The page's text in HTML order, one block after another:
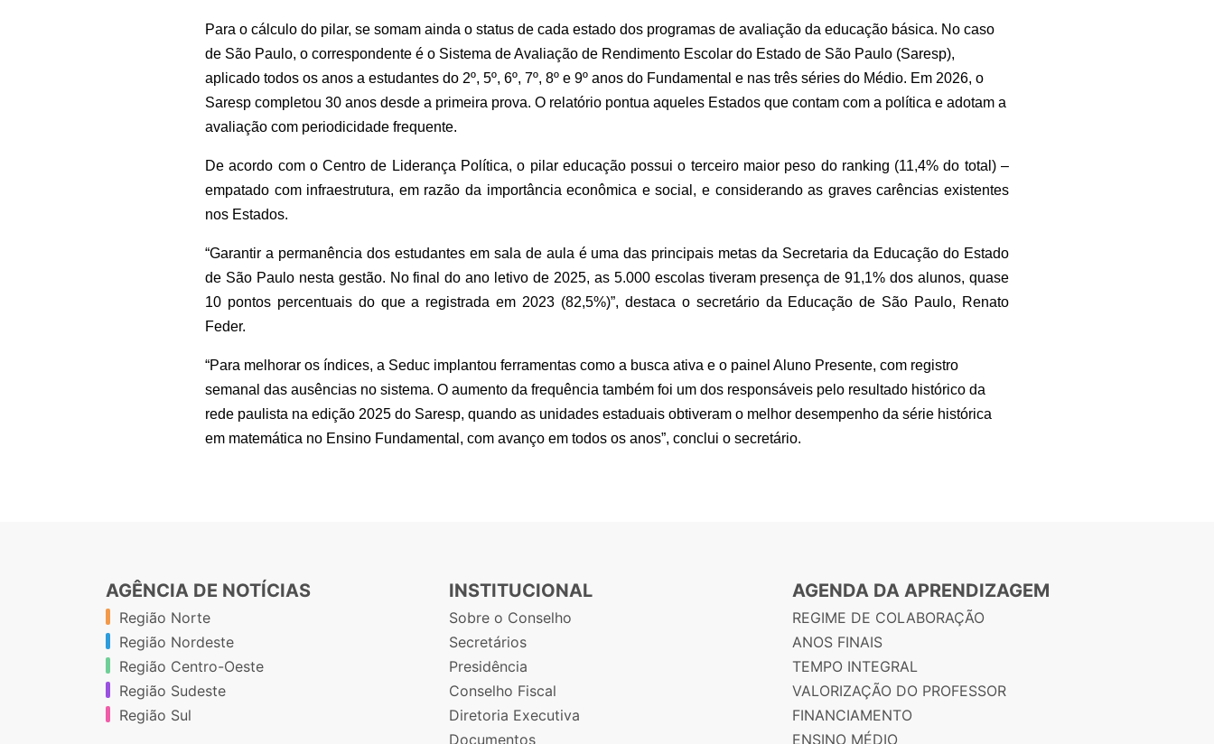
Para o cálculo do pilar, se somam ainda o status de cada estado dos programas de avaliação da educação básica. No caso
de São Paulo, o correspondente é o Sistema de Avaliação de Rendimento Escolar do Estado de São Paulo (Saresp),
aplicado todos os anos a estudantes do 2º, 5º, 6º, 7º, 8º e 9º anos do Fundamental e nas três séries do Médio. Em 2026, o
Saresp completou 30 anos desde a primeira prova. O relatório pontua aqueles Estados que contam com a política e adotam a
avaliação com periodicidade frequente.
De acordo com o Centro de Liderança Política, o pilar educação possui o terceiro maior peso do ranking (11,4% do total) –
empatado com infraestrutura, em razão da importância econômica e social, e considerando as graves carências existentes
nos Estados.
“Garantir a permanência dos estudantes em sala de aula é uma das principais metas da Secretaria da Educação do Estado
de São Paulo nesta gestão. No final do ano letivo de 2025, as 5.000 escolas tiveram presença de 91,1% dos alunos, quase
10 pontos percentuais do que a registrada em 2023 (82,5%)”, destaca o secretário da Educação de São Paulo, Renato
Feder.
“Para melhorar os índices, a Seduc implantou ferramentas como a busca ativa e o painel Aluno Presente, com registro
semanal das ausências no sistema. O aumento da frequência também foi um dos responsáveis pelo resultado histórico da
rede paulista na edição 2025 do Saresp, quando as unidades estaduais obtiveram o melhor desempenho da série histórica
em matemática no Ensino Fundamental, com avanço em todos os anos”, conclui o secretário.
AGÊNCIA DE NOTÍCIAS
Região Norte
Região Nordeste
Região Centro-Oeste
Região Sudeste
Região Sul
INSTITUCIONAL
Sobre o Conselho
Secretários
Presidência
Conselho Fiscal
Diretoria Executiva
Documentos
AGENDA DA APRENDIZAGEM
REGIME DE COLABORAÇÃO
ANOS FINAIS
TEMPO INTEGRAL
VALORIZAÇÃO DO PROFESSOR
FINANCIAMENTO
ENSINO MÉDIO